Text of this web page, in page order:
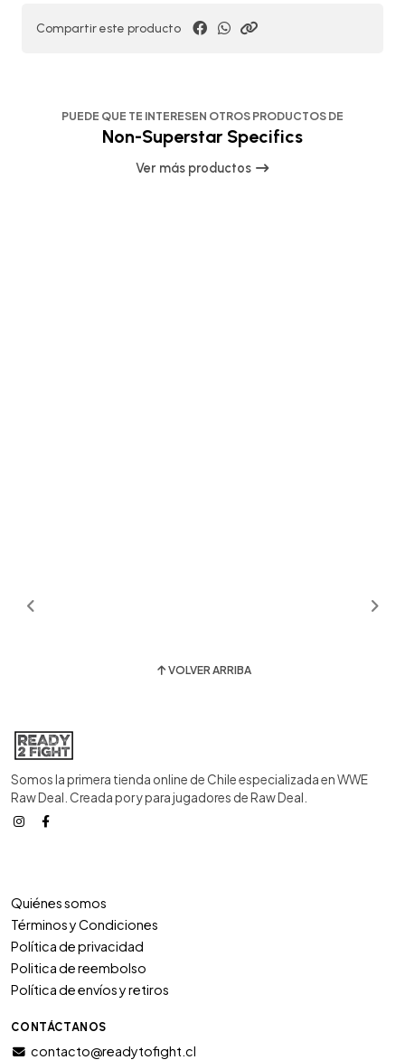
Compartir este producto
PUEDE QUE TE INTERESEN OTROS PRODUCTOS DE
Non-Superstar Specifics
Ver más productos
VOLVER ARRIBA
Somos la primera tienda online de Chile especializada en WWE
Raw Deal. Creada por y para jugadores de Raw Deal.
Quiénes somos
Términos y Condiciones
Política de privacidad
Politica de reembolso
Política de envíos y retiros
CONTÁCTANOS
contacto@readytofight.cl